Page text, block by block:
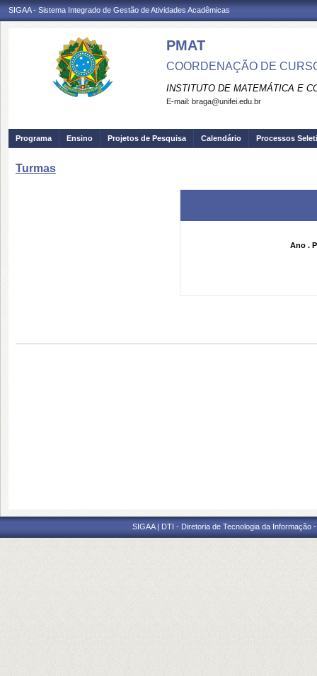
SIGAA - Sistema Integrado de Gestão de Atividades Acadêmicas
PMAT
COORDENAÇÃO DE
INSTITUTO DE MATEMÁTICA E
E-mail: braga@unifei.edu.br
Programa Ensino Projetos de Pesquisa Calendário Processos
Turmas
Ano .
SIGAA | DTI - Diretoria de Tecnologia da